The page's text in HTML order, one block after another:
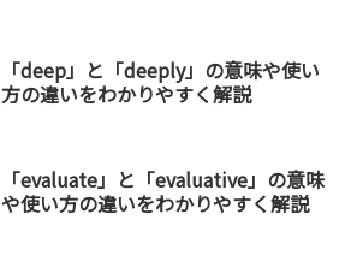
「deep」と「deeply」の意味や使い
方の違いをわかりやすく解説
「evaluate」と「evaluative」の意味
や使い方の違いをわかりやすく解説